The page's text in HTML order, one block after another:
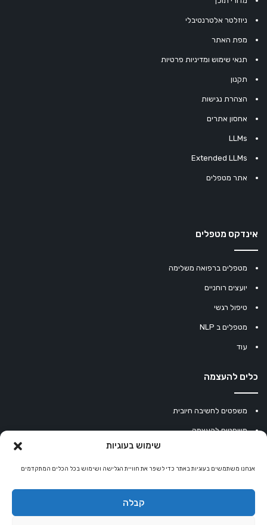
שימוש בעוגיות
אנחנו משתמשים בעוגיות באתר כדי לשפר את חוויית הגלישה ושימוש בכל הכלים המתקדמים
קבלה
ניוזלטר אלטרנטיבלי
מפת האתר
תנאי שימוש ומדיניות פרטיות
תקנון
הצהרת נגישות
אחסון אתרים
LLMs
Extended LLMs
אתר מטפלים
אינדקס מטפלים
מטפלים ברפואה משלימה
יועצים רוחניים
טיפול רגשי
מטפלים ב NLP
עוד
כלים להעצמה
משפטים לחשיבה חיובית
משפטים להעצמה
מחשבון נומרולוגיה
קריסטלים למזלות